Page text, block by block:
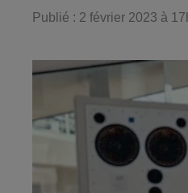
Publié : 2 février 2023 à